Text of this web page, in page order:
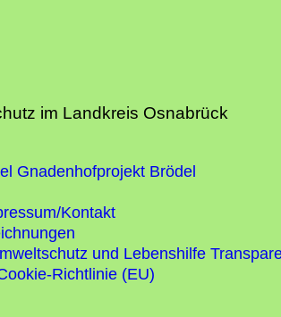
im Landkreis Osnabrück
Gnadenhofprojekt Brödel
Kontakt
und Lebenshilfe
Richtlinie (EU)